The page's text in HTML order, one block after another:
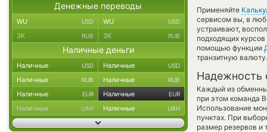
Применяйте
сервисом вы, в
устраивают,
подходящих
помощью функции
транзитную валюту.
Надежность
Каждый из
при этом команда
Использование
пунктах. При
размер резервов и
Денежные переводы
WU USD WU USD
ЗК RUB ЗК RUB
Наличные деньги
Наличные USD Наличные USD
Наличные RUB Наличные RUB
Наличные EUR Наличные EUR
Наличные UAH Наличные UAH